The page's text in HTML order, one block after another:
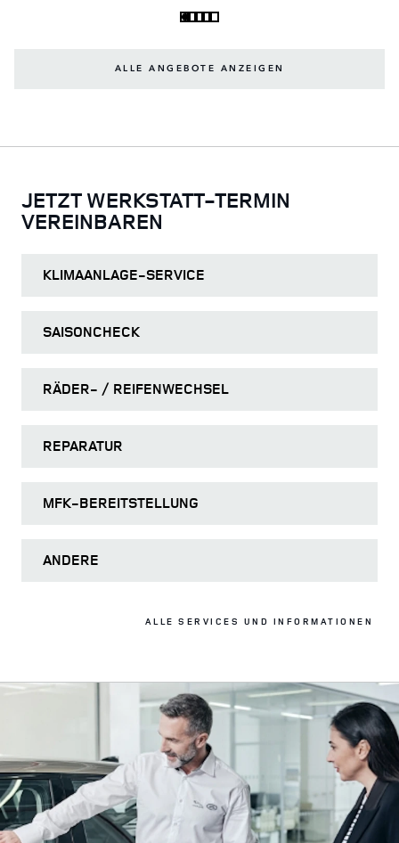
ALLE ANGEBOTE ANZEIGEN
JETZT WERKSTATT-TERMIN
VEREINBAREN
KLIMAANLAGE-SERVICE
SAISONCHECK
RÄDER- / REIFENWECHSEL
REPARATUR
MFK-BEREITSTELLUNG
ANDERE
ALLE SERVICES UND INFORMATIONEN